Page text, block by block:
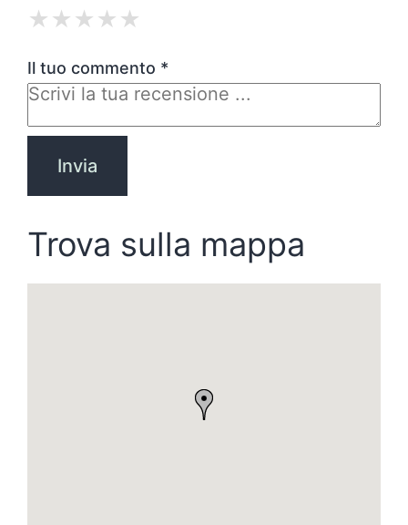
★
★ ★
★ ★ ★
★ ★ ★ ★
★ ★ ★ ★ ★
Il tuo commento *
Trova sulla mappa